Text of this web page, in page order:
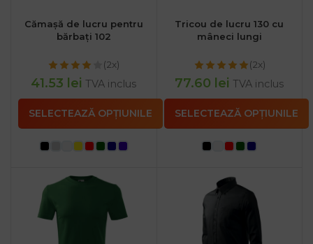
Cămașă de lucru pentru
bărbați 102
(2x)
41.53 lei TVA inclus
SELECTEAZĂ OPȚIUNILE
Tricou de lucru 130 cu
mâneci lungi
(2x)
77.60 lei TVA inclus
SELECTEAZĂ OPȚIUNILE